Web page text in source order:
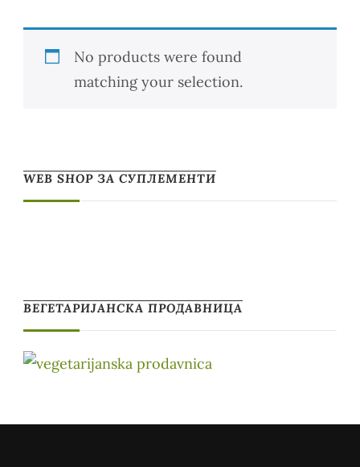
No products were found
matching your selection.
WEB SHOP ЗА СУПЛЕМЕНТИ
ВЕГЕТАРИЈАНСКА ПРОДАВНИЦА